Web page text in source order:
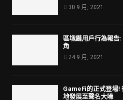
30 9 月, 2021
區塊鏈用戶行為報告:
角
24 9 月, 2021
GameFi的正式登場!
地發展至聲名大噪